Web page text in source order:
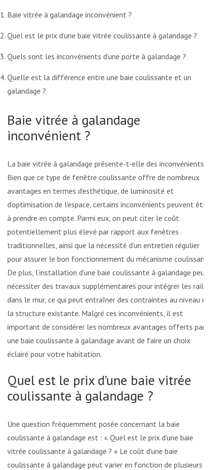
Baie vitrée à galandage inconvénient ?
Quel est le prix d’une baie vitrée coulissante à galandage ?
Quels sont les inconvénients d’une porte à galandage ?
Quelle est la différence entre une baie coulissante et un
galandage ?
Baie vitrée à galandage
inconvénient ?
La baie vitrée à galandage présente-t-elle des inconvénients ?
Bien que ce type de fenêtre coulissante offre de nombreux
avantages en termes d’esthétique, de luminosité et
d’optimisation de l’espace, certains inconvénients peuvent être
à prendre en compte. Parmi eux, on peut citer le coût
potentiellement plus élevé par rapport aux fenêtres
traditionnelles, ainsi que la nécessité d’un entretien régulier
pour assurer le bon fonctionnement du mécanisme coulissant.
De plus, l’installation d’une baie coulissante à galandage peut
nécessiter des travaux supplémentaires pour intégrer les rails
dans le mur, ce qui peut entraîner des contraintes au niveau de
la structure existante. Malgré ces inconvénients, il est
important de considérer les nombreux avantages offerts par
une baie coulissante à galandage avant de faire un choix
éclairé pour votre habitation.
Quel est le prix d’une baie vitrée
coulissante à galandage ?
Une question fréquemment posée concernant la baie
coulissante à galandage est : « Quel est le prix d’une baie
vitrée coulissante à galandage ? » Le coût d’une baie
coulissante à galandage peut varier en fonction de plusieurs